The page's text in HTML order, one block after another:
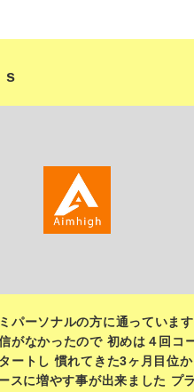
s
ーソナルの方に通っています
がなかったので 初めは４回コ
ートし 慣れてきた3ヶ月目位か
スに増やす事が出来ました プラ